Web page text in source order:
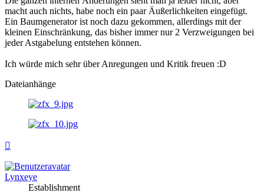
macht auch nichts, habe noch ein paar Äußerlichkeiten eingefügt.
Ein Baumgenerator ist noch dazu gekommen, allerdings mit der
kleinen Einschränkung, das bisher immer nur 2 Verzweigungen bei
jeder Astgabelung entstehen können.
Ich würde mich sehr über Anregungen und Kritik freuen :D
Dateianhänge
Lynxeye
Establishment